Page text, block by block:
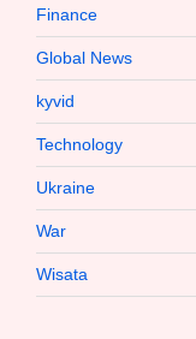
Finance
Global News
kyvid
Technology
Ukraine
War
Wisata